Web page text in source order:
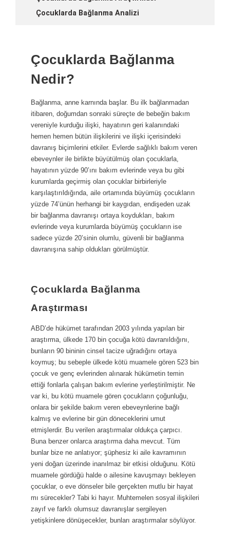
Çocuklarda Bağlanma Analizi
Çocuklarda Bağlanma
Nedir?
Bağlanma, anne karnında başlar. Bu ilk bağlanmadan
itibaren, doğumdan sonraki süreçte de bebeğin bakım
vereniyle kurduğu ilişki, hayatının geri kalanındaki
hemen hemen bütün ilişkilerini ve ilişki içerisindeki
davranış biçimlerini etkiler. Evlerde sağlıklı bakım veren
ebeveynler ile birlikte büyütülmüş olan çocuklarla,
hayatının yüzde 90’ını bakım evlerinde veya bu gibi
kurumlarda geçirmiş olan çocuklar birbirleriyle
karşılaştırıldığında, aile ortamında büyümüş çocukların
yüzde 74’ünün herhangi bir kaygıdan, endişeden uzak
bir bağlanma davranışı ortaya koydukları, bakım
evlerinde veya kurumlarda büyümüş çocukların ise
sadece yüzde 20’sinin olumlu, güvenli bir bağlanma
davranışına sahip oldukları görülmüştür.
Çocuklarda Bağlanma
Araştırması
ABD’de hükümet tarafından 2003 yılında yapılan bir
araştırma, ülkede 170 bin çocuğa kötü davranıldığını,
bunların 90 bininin cinsel tacize uğradığını ortaya
koymuş; bu sebeple ülkede kötü muamele gören 523 bin
çocuk ve genç evlerinden alınarak hükümetin temin
ettiği fonlarla çalışan bakım evlerine yerleştirilmiştir. Ne
var ki, bu kötü muamele gören çocukların çoğunluğu,
onlara bir şekilde bakım veren ebeveynlerine bağlı
kalmış ve evlerine bir gün döneceklerini umut
etmişlerdir. Bu verilen araştırmalar oldukça çarpıcı.
Buna benzer onlarca araştırma daha mevcut. Tüm
bunlar bize ne anlatıyor; şüphesiz ki aile kavramının
yeni doğan üzerinde inanılmaz bir etkisi olduğunu. Kötü
muamele gördüğü halde o ailesine kavuşmayı bekleyen
çocuklar, o eve dönseler bile gerçekten mutlu bir hayat
mı sürecekler? Tabi ki hayır. Muhtemelen sosyal ilişkileri
zayıf ve farklı olumsuz davranışlar sergileyen
yetişkinlere dönüşecekler, bunları araştırmalar söylüyor.